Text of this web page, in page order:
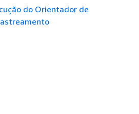
do Orientador de